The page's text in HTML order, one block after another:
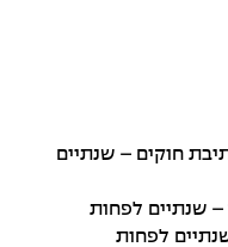
חוקים – שנתיים
– שנתיים לפחות
לפחות